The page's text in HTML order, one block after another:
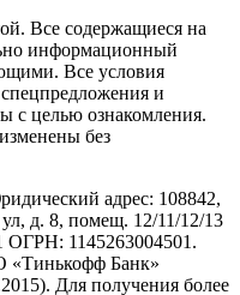
Все содержащиеся на
информационный
Все условия
и
с целью ознакомления.
без
адрес: 108842,
д. 8, помещ. 12/11/12/13
1145263004501.
«Тинькофф Банк»
Для получения более